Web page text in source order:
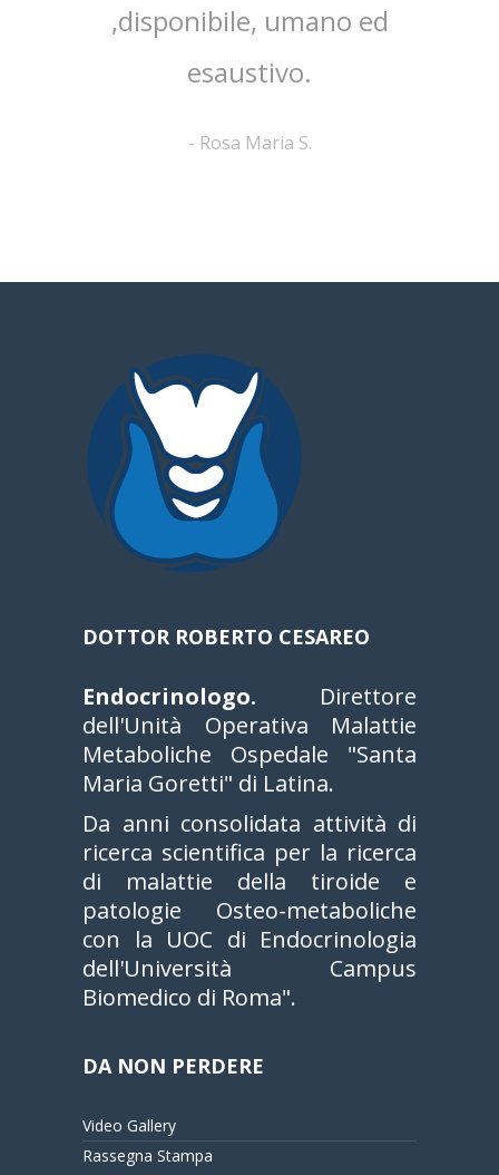
,disponibile, umano ed
esaustivo.
- Rosa Maria S.
DOTTOR ROBERTO CESAREO
Endocrinologo. Direttore
dell'Unità Operativa Malattie
Metaboliche Ospedale "Santa
Maria Goretti" di Latina.
Da anni consolidata attività di
ricerca scientifica per la ricerca
di malattie della tiroide e
patologie Osteo-metaboliche
con la UOC di Endocrinologia
dell'Università Campus
Biomedico di Roma".
DA NON PERDERE
Video Gallery
Rassegna Stampa